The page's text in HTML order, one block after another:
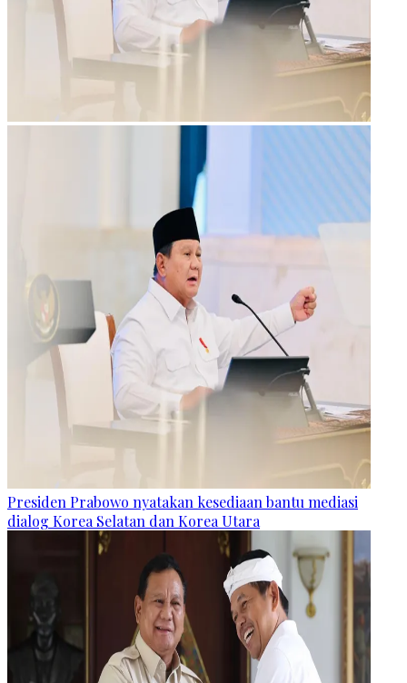
Presiden Prabowo nyatakan kesediaan bantu mediasi
dialog Korea Selatan dan Korea Utara